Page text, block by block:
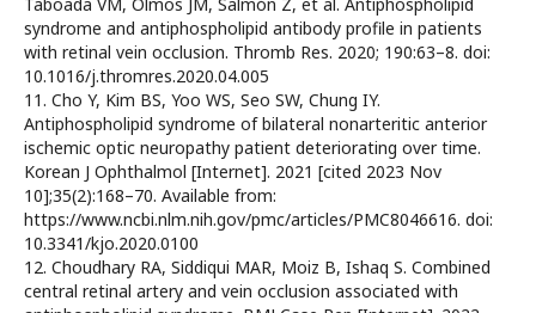
Taboada VM, Olmos JM, Salmón Z, et al. Antiphospholipid
syndrome and antiphospholipid antibody profile in patients
with retinal vein occlusion. Thromb Res. 2020; 190:63–8. doi:
10.1016/j.thromres.2020.04.005
11. Cho Y, Kim BS, Yoo WS, Seo SW, Chung IY.
Antiphospholipid syndrome of bilateral nonarteritic anterior
ischemic optic neuropathy patient deteriorating over time.
Korean J Ophthalmol [Internet]. 2021 [cited 2023 Nov
10];35(2):168–70. Available from:
https://www.ncbi.nlm.nih.gov/pmc/articles/PMC8046616. doi:
10.3341/kjo.2020.0100
12. Choudhary RA, Siddiqui MAR, Moiz B, Ishaq S. Combined
central retinal artery and vein occlusion associated with